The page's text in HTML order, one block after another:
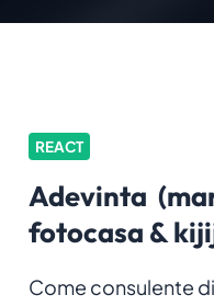
REACT
Adevinta
fotocasa &
Come consulente